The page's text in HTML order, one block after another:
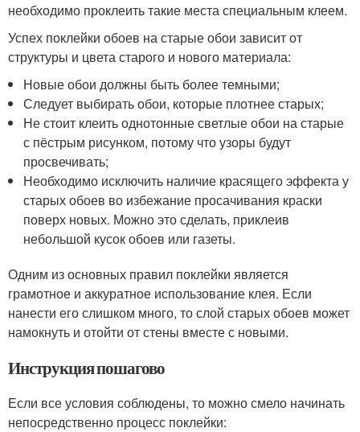
необходимо проклеить такие места специальным клеем.
Успех поклейки обоев на старые обои зависит от
структуры и цвета старого и нового материала:
Новые обои должны быть более темными;
Следует выбирать обои, которые плотнее старых;
Не стоит клеить однотонные светлые обои на старые
с пёстрым рисунком, потому что узоры будут
просвечивать;
Необходимо исключить наличие красящего эффекта у
старых обоев во избежание просачивания краски
поверх новых. Можно это сделать, приклеив
небольшой кусок обоев или газеты.
Одним из основных правил поклейки является
грамотное и аккуратное использование клея. Если
нанести его слишком много, то слой старых обоев может
намокнуть и отойти от стены вместе с новыми.
Инструкция пошагово
Если все условия соблюдены, то можно смело начинать
непосредственно процесс поклейки: